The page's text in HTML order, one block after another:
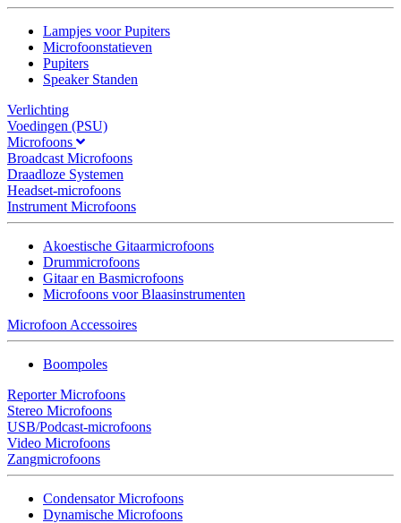
Lampjes voor Pupiters
Microfoonstatieven
Pupiters
Speaker Standen
Verlichting
Voedingen (PSU)
Microfoons
Broadcast Microfoons
Draadloze Systemen
Headset-microfoons
Instrument Microfoons
Akoestische Gitaarmicrofoons
Drummicrofoons
Gitaar en Basmicrofoons
Microfoons voor Blaasinstrumenten
Microfoon Accessoires
Boompoles
Reporter Microfoons
Stereo Microfoons
USB/Podcast-microfoons
Video Microfoons
Zangmicrofoons
Condensator Microfoons
Dynamische Microfoons